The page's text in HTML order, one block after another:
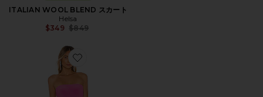
ITALIAN WOOL BLEND スカート
Helsa
$349 Previous price:
$849
Favorite ストラップレスガウン